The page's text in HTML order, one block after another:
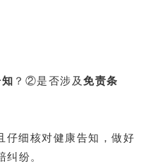
？②是否涉及免责条
仔细核对健康告知，做好
纷。